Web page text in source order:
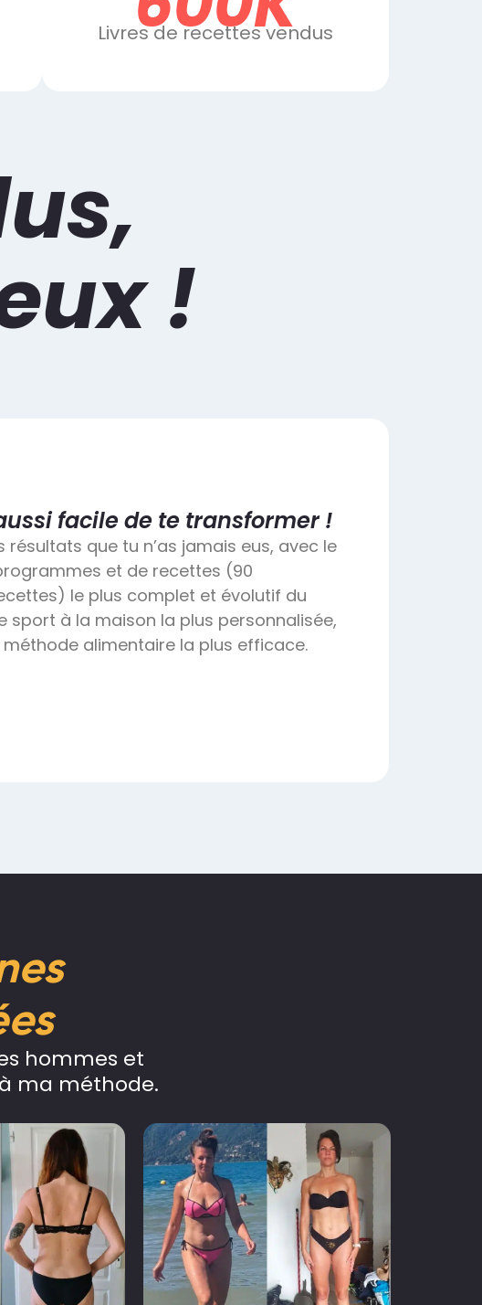
Livres de recettes vendus
!
facile de te transformer !
résultats que tu n’as jamais eus, avec le
et de recettes (90
le plus complet et évolutif du
sport à la maison la plus personnalisée,
alimentaire la plus efficace.
hommes et
ma méthode.